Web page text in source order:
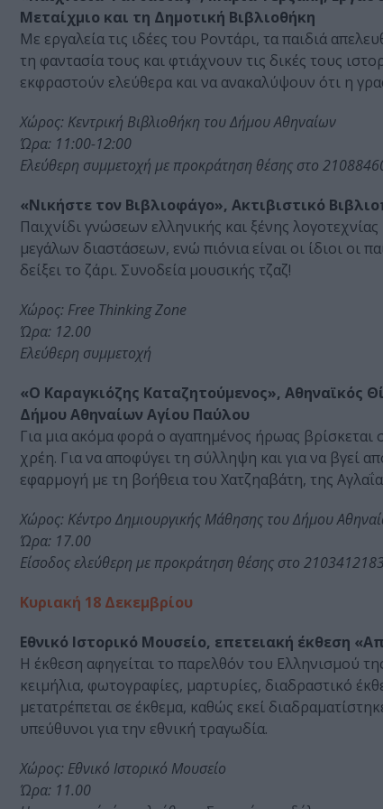
Μεταίχμιο και τη Δημοτική Βιβλιοθήκη
Με εργαλεία τις ιδέες του Ροντάρι, τα παιδιά
τη φαντασία τους και φτιάχνουν τις δικές τους
εκφραστούν ελεύθερα και να ανακαλύψουν ότι η
Χώρος: Κεντρική Βιβλιοθήκη του Δήμου Αθηναίων
Ώρα: 11:00-12:00
Ελεύθερη συμμετοχή με προκράτηση θέσης στο
«Νικήστε τον Βιβλιοφάγο», Ακτιβιστικό
Παιχνίδι γνώσεων ελληνικής και ξένης
μεγάλων διαστάσεων, ενώ πιόνια είναι οι ίδιοι οι
δείξει το ζάρι. Συνοδεία μουσικής τζαζ!
Χώρος: Free Thinking Zone
Ώρα: 12.00
Ελεύθερη συμμετοχή
«Ο Καραγκιόζης Καταζητούμενος», Αθηναϊκός
Δήμου Αθηναίων Αγίου Παύλου
Για μια ακόμα φορά ο αγαπημένος ήρωας βρίσκεται
χρέη. Για να αποφύγει τη σύλληψη και για να βγεί
εφαρμογή με τη βοήθεια του Χατζηαβάτη, της
Χώρος: Κέντρο Δημιουργικής Μάθησης του Δήμου
Ώρα: 17.00
Είσοδος ελεύθερη με προκράτηση θέσης στο 2103412183
Κυριακή 18 Δεκεμβρίου
Εθνικό Ιστορικό Μουσείο, επετειακή έκθεση
Η έκθεση αφηγείται το παρελθόν του Ελληνισμού
κειμήλια, φωτογραφίες, μαρτυρίες, διαδραστικό
μετατρέπεται σε έκθεμα, καθώς εκεί
υπεύθυνοι για την εθνική τραγωδία.
Χώρος: Εθνικό Ιστορικό Μουσείο
Ώρα: 11.00